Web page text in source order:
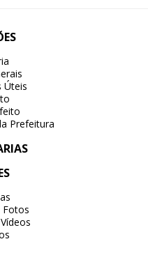
Úteis
Prefeitura
Fotos